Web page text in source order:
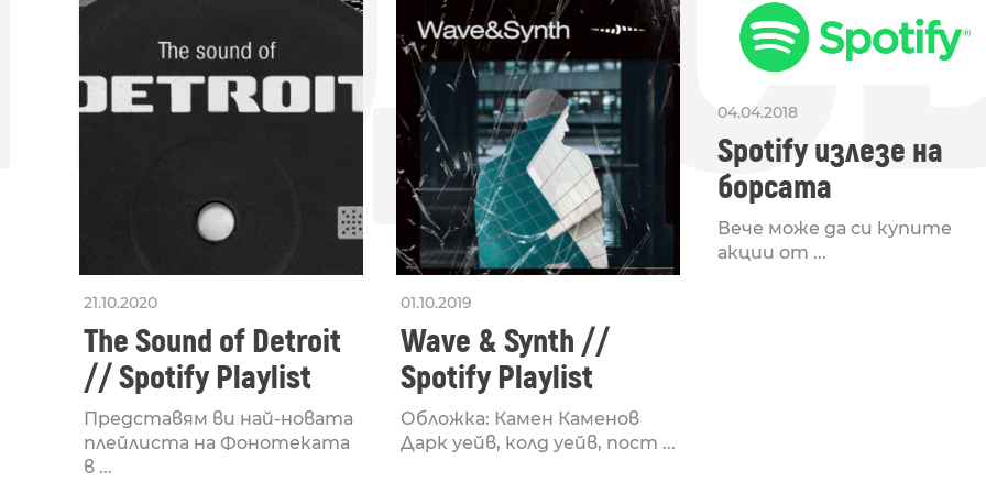
21.10.2020
The Sound of Detroit
// Spotify Playlist
Представям ви най-новата
плейлиста на Фонотеката
в ...
01.10.2019
Wave & Synth //
Spotify Playlist
Обложка: Камен Каменов
Дарк уейв, колд уейв, пост ...
04.04.2018
Spotify излезе на
борсата
Вече може да си купите
акции от ...